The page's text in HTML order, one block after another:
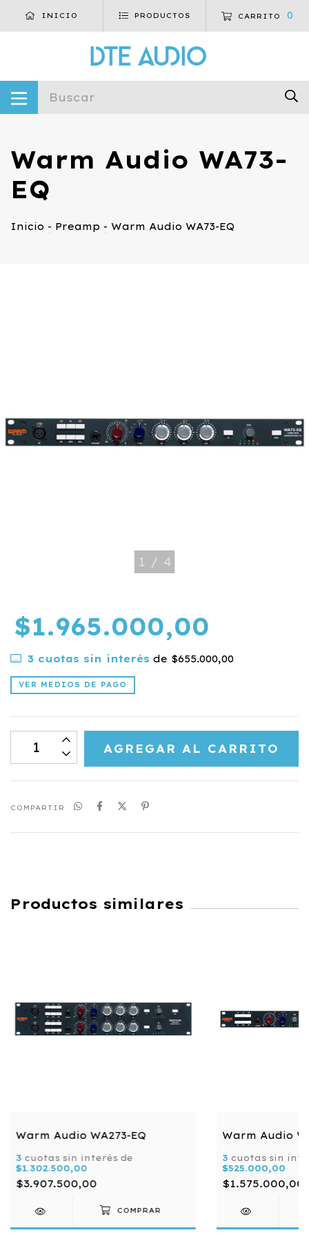
INICIO PRODUCTOS CARRITO 0
Warm Audio WA73-
EQ
Inicio - Preamp - Warm Audio WA73-EQ
1 / 4
$1.965.000,00
3cuotas sin interés de $655.000,00
VER MEDIOS DE PAGO
COMPARTIR
Productos similares
Warm Audio WA273-EQ
3 cuotas sin interés de
$1.302.500,00
$3.907.500,00
Warm Audio
3 cuotas sin
$525.000,00
$1.575.000,00